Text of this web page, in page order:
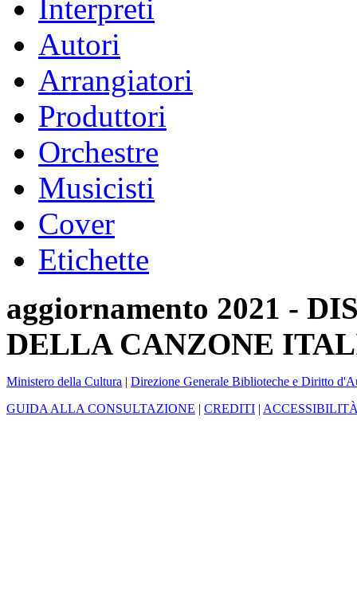
Interpreti
Autori
Arrangiatori
Produttori
Orchestre
Musicisti
Cover
Etichette
aggiornamento 2021 -
DELLA CANZONE
Ministero della Cultura | Direzione Generale Biblioteche e Diritto
GUIDA ALLA CONSULTAZIONE | CREDITI |